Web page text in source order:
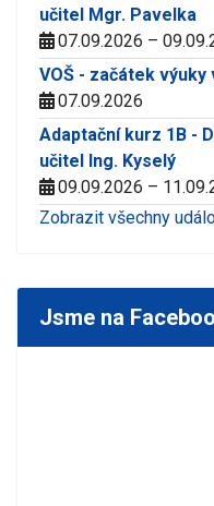
učitel Mgr. Pavelka
07.09.2026 –
VOŠ - začátek
07.09.2026
Adaptační kurz 1B -
učitel Ing. Kyselý
09.09.2026 –
Zobrazit všechny
Jsme na